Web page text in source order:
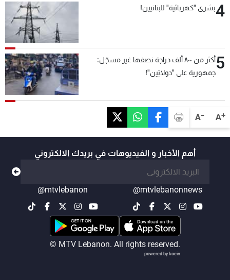
A+
A-
4بشرى "كهربائية" للبنانيين!
5
أكثر من ٨٠٠ ألف دراجة نصفها غير مسجّل:
جمهورية على "دولابَين"!
أهم الأخبار و الفيديوهات في بريدك الالكتروني
@mtvlebanonnews
@mtvlebanon
© MTV Lebanon. All rights reserved.
powered by koein